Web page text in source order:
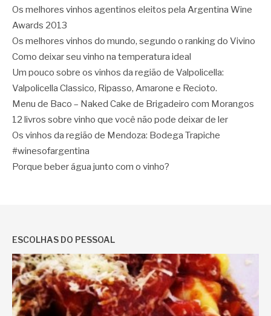
Os melhores vinhos agentinos eleitos pela Argentina Wine
Awards 2013
Os melhores vinhos do mundo, segundo o ranking do Vivino
Como deixar seu vinho na temperatura ideal
Um pouco sobre os vinhos da região de Valpolicella:
Valpolicella Classico, Ripasso, Amarone e Recioto.
Menu de Baco – Naked Cake de Brigadeiro com Morangos
12 livros sobre vinho que você não pode deixar de ler
Os vinhos da região de Mendoza: Bodega Trapiche
#winesofargentina
Porque beber água junto com o vinho?
ESCOLHAS DO PESSOAL